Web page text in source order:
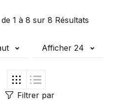
1 à 8 sur 8 Résultats
Afficher 24
Filtrer par